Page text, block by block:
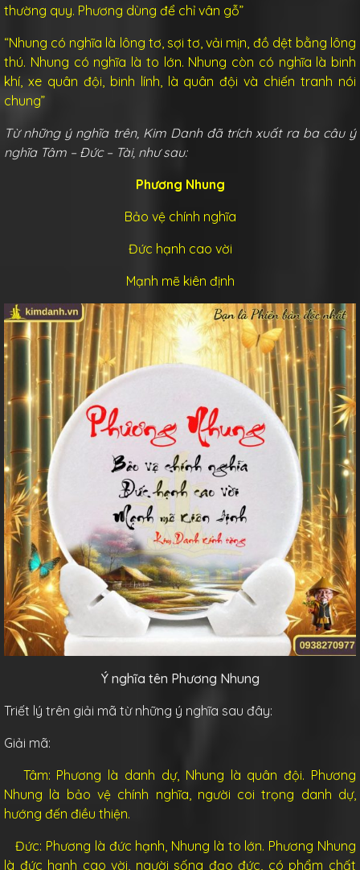
thường quy. Phương dùng để chỉ vân gỗ”
“Nhung có nghĩa là lông tơ sợi tơ, vải mịn , đồ dệt bằng lông
thú. Nhung có nghĩa là to lớn. Nhung còn có nghĩa là binh
khí, xe quân đội, binh lính , là quân độivà chiến tranh nói
chung”
Từ những ý nghĩa trên, Kim Danh đã trích xuất ra ba câu ý
nghĩa Tâm – Đức – Tài, như sau:
Phương Nhung
Bảo vệ chính nghĩa
Đức hạnh cao vời
Mạnh mẽ kiên định
Ý nghĩa tên Phương Nhung
Triết lý trên giải mã từ những ý nghĩa sau đây:
Giải mã:
Tâm: Phương là danh dự, Nhung là quân đội. Phương
Nhung là bảo vệ chính nghĩa, người coi trọng danh dự,
hướng đến điều thiện.
Đức: Phương là đức hạnh, Nhung là to lớn. Phương Nhung
là đức hạnh cao vời, người sống đạo đức, có phẩm chất